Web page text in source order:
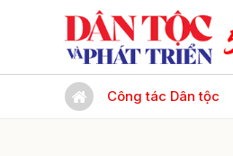
Công tác Dân tộc